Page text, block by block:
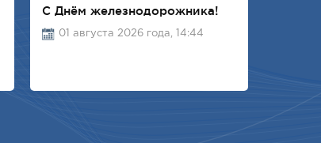
С Днём железнодорожника!
01 августа 2026 года, 14:44